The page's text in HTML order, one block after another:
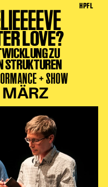
HPFL
LOVE?
ZU
STRUKTUREN
+ SHOW
MÄRZ